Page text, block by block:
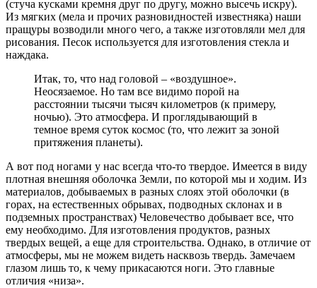
(стуча кусками кремня друг по другу, можно высечь искру).
Из мягких (мела и прочих разновидностей известняка) наши
пращуры возводили много чего, а также изготовляли мел для
рисования. Песок используется для изготовления стекла и
наждака.
Итак, то, что над головой – «воздушное».
Неосязаемое. Но там все видимо порой на
расстоянии тысячи тысяч километров (к примеру,
ночью). Это атмосфера. И проглядывающий в
темное время суток космос (то, что лежит за зоной
притяжения планеты).
А вот под ногами у нас всегда что-то твердое. Имеется в виду
плотная внешняя оболочка Земли, по которой мы и ходим. Из
материалов, добываемых в разных слоях этой оболочки (в
горах, на естественных обрывах, подводных склонах и в
подземных пространствах) Человечество добывает все, что
ему необходимо. Для изготовления продуктов, разных
твердых вещей, а еще для строительства. Однако, в отличие от
атмосферы, мы не можем видеть насквозь твердь. Замечаем
глазом лишь то, к чему прикасаются ноги. Это главные
отличия «низа».